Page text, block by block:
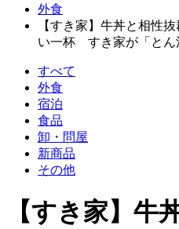
外食
【すき家】牛丼と相性
い一杯 すき家が「とん
すべて
外食
宿泊
食品
卸・問屋
新商品
その他
【すき家】牛